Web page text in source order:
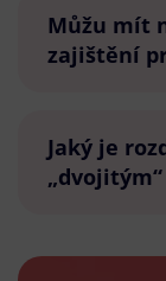
Můžu mít
zajištění
Jaký je